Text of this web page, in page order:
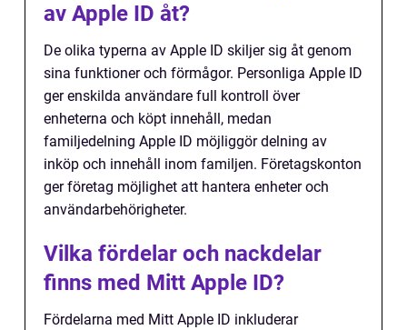
av Apple ID åt?
De olika typerna av Apple ID skiljer sig åt genom
sina funktioner och förmågor. Personliga Apple ID
ger enskilda användare full kontroll över
enheterna och köpt innehåll, medan
familjedelning Apple ID möjliggör delning av
inköp och innehåll inom familjen. Företagskonton
ger företag möjlighet att hantera enheter och
användarbehörigheter.
Vilka fördelar och nackdelar
finns med Mitt Apple ID?
Fördelarna med Mitt Apple ID inkluderar